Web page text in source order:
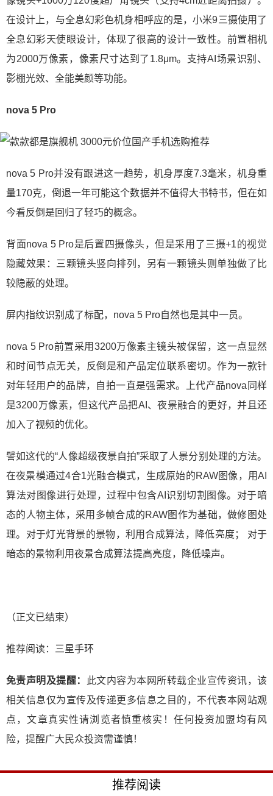
在设计上，与全息幻彩色机身相呼应的是，小米9三摄使用了
全息幻彩天使眼设计，体现了很高的设计一致性。前置相机
为2000万像素，像素尺寸达到了1.8μm。支持AI场景识别、
影棚光效、全能美颜等功能。
nova 5 Pro
nova 5 Pro并没有跟进这一趋势，机身厚度7.3毫米，机身重
量170克，倒退一年可能这个数据并不值得大书特书，但在如
今看反倒是回归了轻巧的概念。
背面nova 5 Pro是后置四摄像头，但是采用了三摄+1的视觉
隐藏效果：三颗镜头竖向排列，另有一颗镜头则单独做了比
较隐蔽的处理。
屏内指纹识别成了标配，nova 5 Pro自然也是其中一员。
nova 5 Pro前置采用3200万像素主镜头被保留，这一点显然
和时间节点无关，反倒是和产品定位联系密切。作为一款针
对年轻用户的品牌，自拍一直是强需求。上代产品nova同样
是3200万像素，但这代产品把AI、夜景融合的更好，并且还
加入了视频的优化。
譬如这代的“人像超级夜景自拍”采取了人景分别处理的方法。
在夜景模通过4合1光融合模式，生成原始的RAW图像，用AI
算法对图像进行处理，过程中包含AI识别切割图像。对于暗
态的人物主体，采用多帧合成的RAW图作为基础，做修图处
理。对于灯光背景的景物，利用合成算法，降低亮度； 对于
暗态的景物利用夜景合成算法提高亮度，降低噪声。
（正文已结束）
推荐阅读： 三星手环
免责声明及提醒：
此文内容为本网所转载企业宣传资讯，该
相关信息仅为宣传及传递更多信息之目的，不代表本网站观
点，文章真实性请浏览者慎重核实！任何投资加盟均有风
险，提醒广大民众投资需谨慎！
推荐阅读